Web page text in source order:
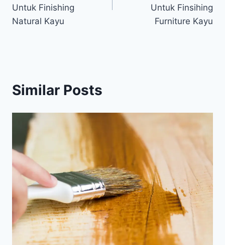
Untuk Finishing
Natural Kayu
Untuk Finsihing
Furniture Kayu
Similar Posts